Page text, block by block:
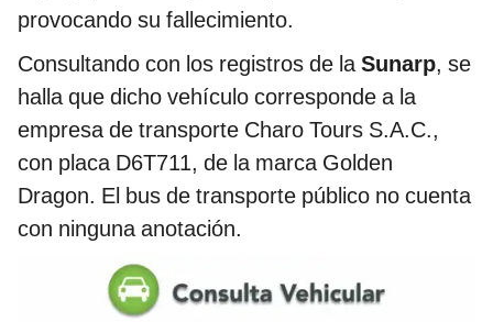
provocando su fallecimiento.
Consultando con los registros de la Sunarp, se
halla que dicho vehículo corresponde a la
empresa de transporte Charo Tours S.A.C.,
con placa D6T711, de la marca Golden
Dragon. El bus de transporte público no cuenta
con ninguna anotación.